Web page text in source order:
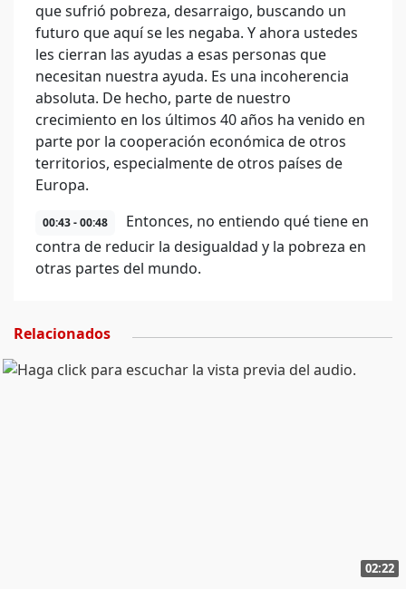
que sufrió pobreza, desarraigo, buscando un
futuro que aquí se les negaba. Y ahora ustedes
les cierran las ayudas a esas personas que
necesitan nuestra ayuda. Es una incoherencia
absoluta. De hecho, parte de nuestro
crecimiento en los últimos 40 años ha venido en
parte por la cooperación económica de otros
territorios, especialmente de otros países de
Europa.
00:43 - 00:48
Entonces, no entiendo qué tiene en
contra de reducir la desigualdad y la pobreza en
otras partes del mundo.
Relacionados
02:22